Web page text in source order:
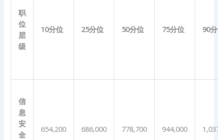
职
位
层
级
10分位 25分位 50分位 75分位 90
信
息
安
全
654,200 686,000 778,700 944,000